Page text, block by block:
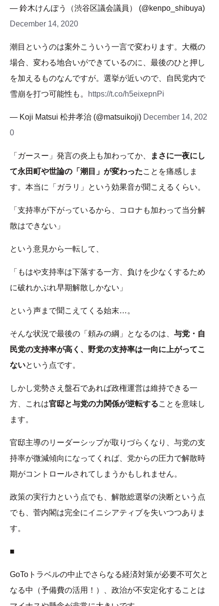
— 鈴木けんぽう（渋谷区議会議員） (@kenpo_shibuya)
December 14, 2020
潮目というのは案外こういう一言で変わります。大概の
場合、変わる地合いができているのに、最後のひと押し
を加えるものなんですが。選挙が近いので、自民党内で
雪崩を打つ可能性も。
https://t.co/h5eixepnPi
— Koji Matsui 松井孝治 (@matsuikoji) December 14, 202
0
「ガースー」発言の炎上も加わってか、
まさに一夜にし
て永田町や世論の「潮目」が変わったことを痛感しま
す。本当に「ガラリ」という効果音が聞こえるくらい。
「支持率が下がっているから、コロナも加わって当分解
散はできない」
という意見から一転して、
「もはや支持率は下落する一方、負けを少なくするため
に破れかぶれ早期解散しかない」
という声まで聞こえてくる始末…。
そんな状況で最後の「頼みの綱」となるのは、 与党・自
民党の支持率が高く、野党の支持率は一向に上がってこ
ないという点です。
しかし党勢さえ盤石であれば政権運営は維持できる一
方、これは官邸と与党の力関係が逆転することを意味し
ます。
官邸主導のリーダーシップが取りづらくなり、与党の支
持率が微減傾向になってくれば、党からの圧力で解散時
期がコントロールされてしまうかもしれません。
政策の実行力という点でも、解散総選挙の決断という点
でも、菅内閣は完全にイニシアティブを失いつつありま
す。
■
GoToトラベルの中止でさらなる経済対策が必要不可欠と
なる中（予備費の活用！）、政治が不安定化することは